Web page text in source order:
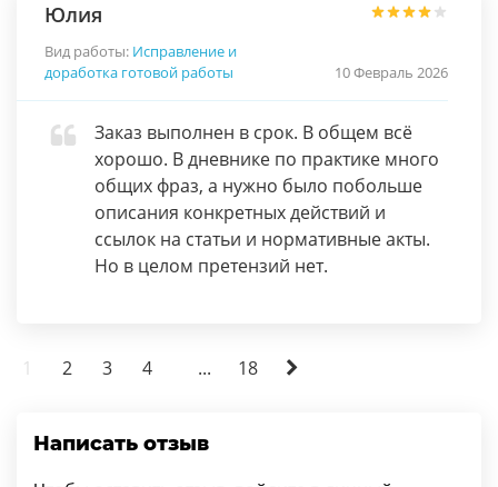
Юлия
Вид работы: Исправление и
доработка готовой работы
10 Февраль 2026
Заказ выполнен в срок. В общем всё
хорошо. В дневнике по практике много
общих фраз, а нужно было побольше
описания конкретных действий и
ссылок на статьи и нормативные акты.
Но в целом претензий нет.
1 2 3 4 ... 18
Написать отзыв